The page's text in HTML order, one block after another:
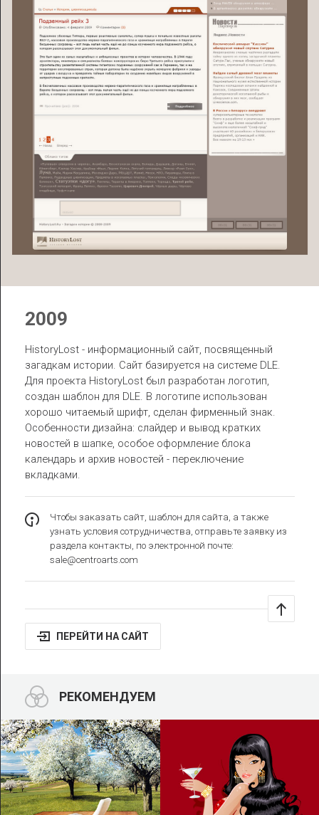
2009
HistoryLost - информационный сайт, посвященный
загадкам истории. Сайт базируется на системе DLE.
Для проекта HistoryLost был разработан логотип,
создан шаблон для DLE. В логотипе использован
хорошо читаемый шрифт, сделан фирменный знак.
Особенности дизайна: слайдер и вывод кратких
новостей в шапке, особое оформление блока
календарь и архив новостей - переключение
вкладками.
Чтобы заказать сайт, шаблон для сайта, а также
узнать условия сотрудничества, отправьте заявку из
раздела контакты, по электронной почте:
sale@centroarts.com
ПЕРЕЙТИ НА САЙТ
РЕКОМЕНДУЕМ